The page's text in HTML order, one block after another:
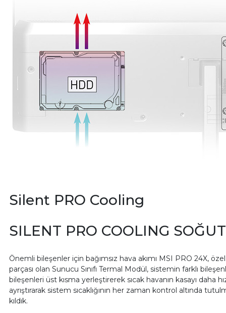
Silent PRO Cooling
SILENT PRO COOLING
Önemli bileşenler için bağımsız hava akımı MSI PRO 24X,
parçası olan Sunucu Sınıfı Termal Modül, sistemin farklı
bileşenleri üst kısma yerleştirerek sıcak havanın kasayı daha
ayrıştırarak sistem sıcaklığının her zaman kontrol altında
kıldık.